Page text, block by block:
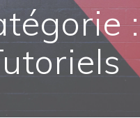
: